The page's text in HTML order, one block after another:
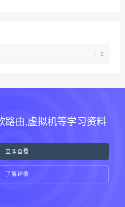
路由,虚拟机等学习资料
立即查看
了解详情